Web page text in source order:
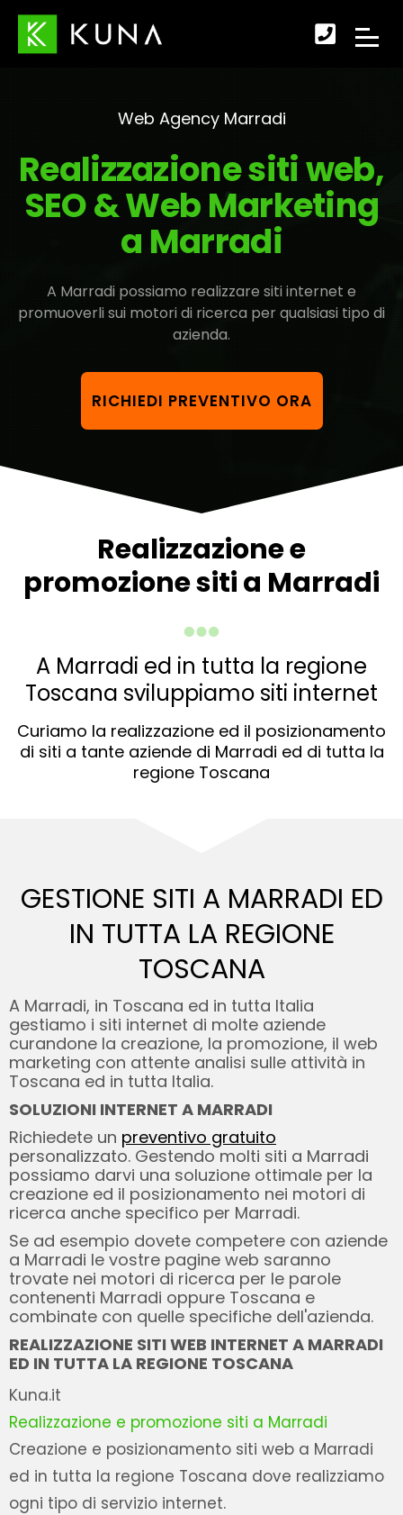
per
APRI
DI
Web Agency Marradi
Realizzazione siti web,
SEO & Web Marketing
a Marradi
A Marradi possiamo realizzare siti internet e
promuoverli sui motori di ricerca per qualsiasi tipo di
azienda.
RICHIEDI PREVENTIVO ORA
Realizzazione e
promozione siti a Marradi
A Marradi ed in tutta la regione
Toscana sviluppiamo siti internet
Curiamo la realizzazione ed il posizionamento
di siti a tante aziende di Marradi ed di tutta la
regione Toscana
GESTIONE SITI A MARRADI ED
IN TUTTA LA REGIONE
TOSCANA
A Marradi, in Toscana ed in tutta Italia
gestiamo i siti internet di molte aziende
curandone la creazione, la promozione, il web
marketing con attente analisi sulle attività in
Toscana ed in tutta Italia.
SOLUZIONI INTERNET A MARRADI
Richiedete un preventivo gratuito
personalizzato. Gestendo molti siti a Marradi
possiamo darvi una soluzione ottimale per la
creazione ed il posizionamento nei motori di
ricerca anche specifico per Marradi.
Se ad esempio dovete competere con aziende
a Marradi le vostre pagine web saranno
trovate nei motori di ricerca per le parole
contenenti Marradi oppure Toscana e
combinate con quelle specifiche dell'azienda.
REALIZZAZIONE SITI WEB INTERNET A MARRADI
ED IN TUTTA LA REGIONE TOSCANA
Kuna.it
Realizzazione e promozione siti a Marradi
Creazione e posizionamento siti web a Marradi
ed in tutta la regione Toscana dove realizziamo
ogni tipo di servizio internet.